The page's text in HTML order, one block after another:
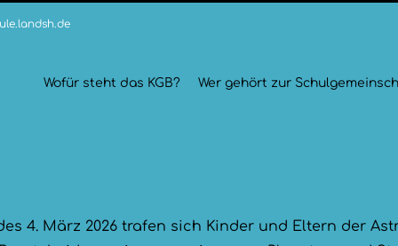
Wofür steht das KGB? Wer gehört zur
4. März 2026 trafen sich Kinder und Eltern der